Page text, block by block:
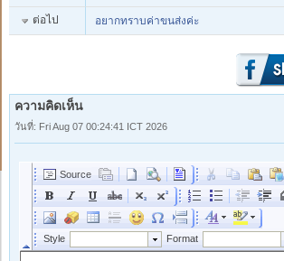
ต่อไป อยากทราบค่าขนส่งค่ะ
ความคิดเห็น
วันที่: Fri Aug 07 00:24:41 ICT 2026